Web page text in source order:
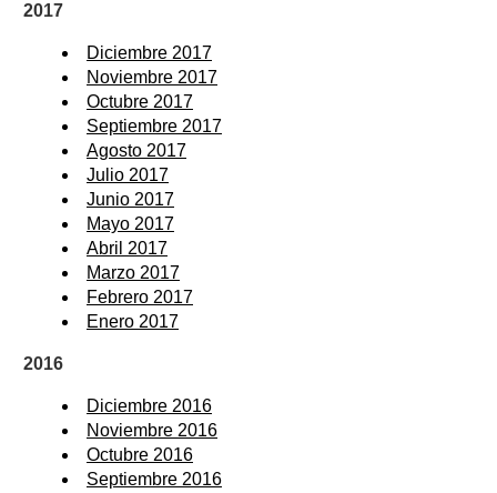
2017
Diciembre 2017
Noviembre 2017
Octubre 2017
Septiembre 2017
Agosto 2017
Julio 2017
Junio 2017
Mayo 2017
Abril 2017
Marzo 2017
Febrero 2017
Enero 2017
2016
Diciembre 2016
Noviembre 2016
Octubre 2016
Septiembre 2016